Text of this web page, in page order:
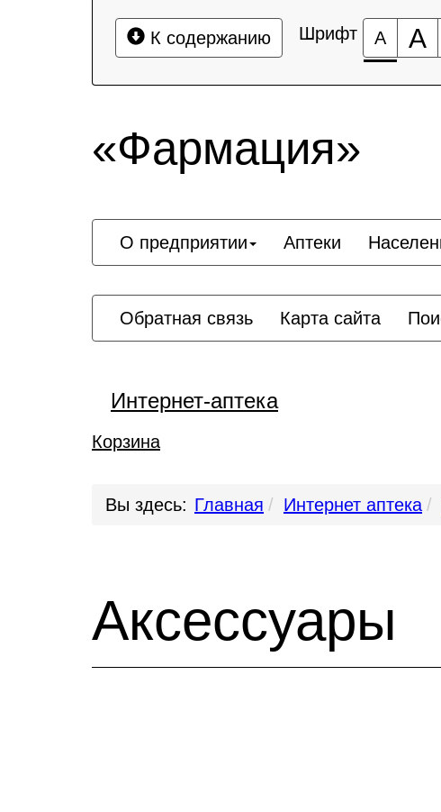
К содержанию Шрифт А А
«Фармация»
О предприятии Аптеки
Обратная связь Карта сайта
Интернет-аптека
Корзина
Вы здесь: Главная Интернет аптека
Аксессуары